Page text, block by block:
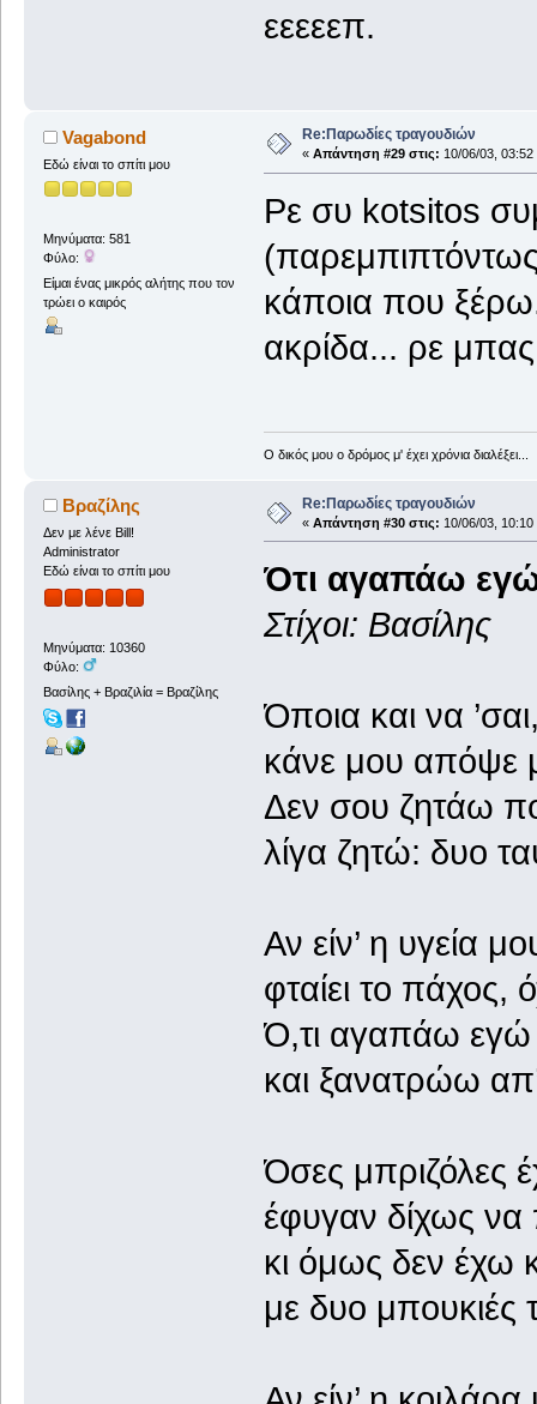
εεεεεπ.
Vagabond
Εδώ είναι το σπίτι μου
Μηνύματα: 581
Φύλο:
Είμαι ένας μικρός αλήτης που τον
τρώει ο καιρός
Re:Παρωδίες τραγουδιών
« Απάντηση #29 στις: 10/06/03, 03:52
Ρε συ kotsitos
κάποια που
ακρίδα... ρε
Ο δικός μου ο δρόμος μ' έχει χρόνια διαλέξει...
Βραζίλης
Δεν με λένε Bill!
Administrator
Εδώ είναι το σπίτι μου
Μηνύματα: 10360
Φύλο:
Βασίλης + Βραζιλία = Βραζίλης
Re:Παρωδίες τραγουδιών
« Απάντηση #30 στις: 10/06/03, 10:10
Ότι αγαπάω εγώ
Στίχοι: Βασίλης
Όποια και να
κάνε μου απόψε
Δεν σου ζητάω
λίγα ζητώ: δυο
Αν είν’ η υγεία
φταίει το πάχος,
Ό,τι αγαπάω εγώ
και ξανατρώω
Όσες μπριζόλες
έφυγαν δίχως να
κι όμως δεν έχω
με δυο μπουκιές